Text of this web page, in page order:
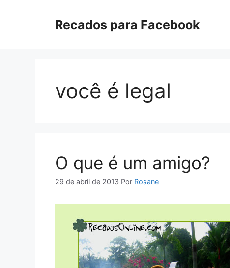
Recados para Facebook
você é legal
O que é um amigo?
29 de abril de 2013 Por Rosane